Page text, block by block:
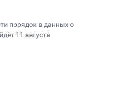
порядок в данных о
11 августа